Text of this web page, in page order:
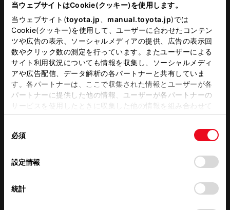
当ウェブサイトはCookie(クッキー)を使用します。
当ウェブサイト(toyota.jp manual.toyota.jp)では
Cookie(クッキー)を使用して、ユーザーに合わせたコンテン
ツや広告の表示、ソーシャルメディアの提供、広告の表示回
数やクリック数の測定を行っています。またユーザーによる
サイト利用状況についても情報を収集し、ソーシャルメディ
アや広告配信、データ解析の各パートナーと共有していま
す。各パートナーは、ここで収集された情報とユーザーが各
パートナーに提供した他の情報、ユーザーが各パートナーの
サービスを使用したときに収集した他の情報を組み合わせて
使用することがあります。当ウェブサイトの使用を続行する
デバイスにすべてのCookie(クッキー)が保存されることに同
意したことになります。Cookie(クッキー)のオプトアウト、
設定の変更、同意を撤回したりするにあたっては、当社の
「Cookie（クッキー）情報の取り扱いについて
」をご覧くだ
必須
設定情報
統計
この販売店のウェブサイトはこちら
営業日カレンダー